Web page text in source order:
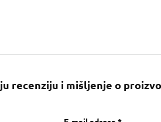
recenziju i mišljenje o